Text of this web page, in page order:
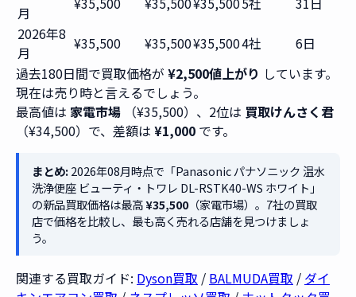
月
2026年8
月
¥35,500 ¥35,500¥35,5004社
6日
過去180日間で買取価格が ¥2,500値上がり しています。
現在は売り時と言えるでしょう。
最高値は 家電市場 （¥35,500）、2位は 買取けんさく君
（¥34,500）で、差額は ¥1,000 です。
まとめ:2026年08月時点で「Panasonic パナソニック 温水
洗浄便座 ビューティ・トワレ DL-RSTK40-WS ホワイト」
の新品買取価格は最高¥35,500（家電市場）。7社の買取
店で価格を比較し、最も高く売れる店舗を見つけましょ
う。
関連する買取ガイド: Dyson買取 / BALMUDA買取 / ダイ